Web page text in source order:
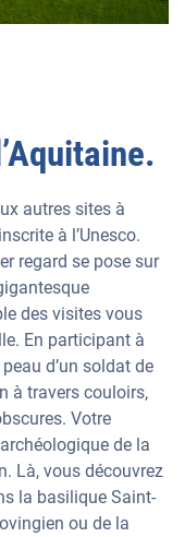
autres sites à
à l’Unesco.
regard se pose sur
des visites vous
En participant à
d’un soldat de
à travers couloirs,
Votre
de la
Là, vous découvrez
la basilique Saint-
ou de la